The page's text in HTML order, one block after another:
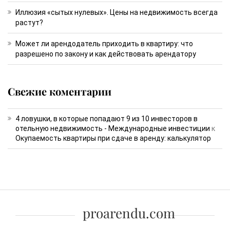
Иллюзия «сытых нулевых». Цены на недвижимость всегда
растут?
Может ли арендодатель приходить в квартиру: что
разрешено по закону и как действовать арендатору
Свежие коментарии
4 ловушки, в которые попадают 9 из 10 инвесторов в
отельную недвижимость - Международные инвестиции к
Окупаемость квартиры при сдаче в аренду: калькулятор
proarendu.com